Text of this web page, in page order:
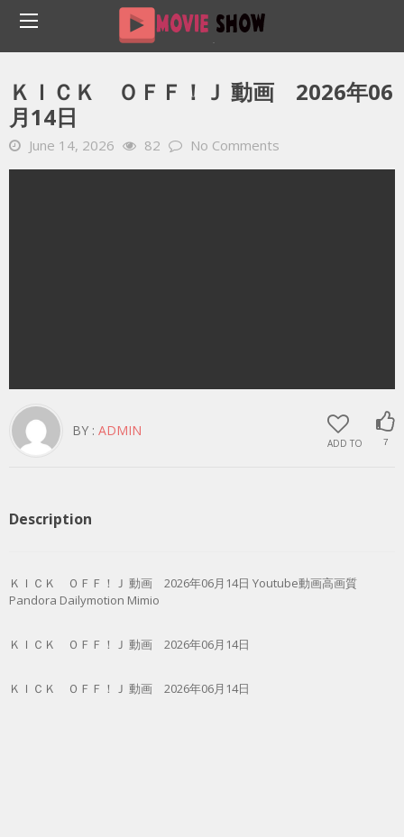
Home
YOUTUBE 動画 毎日
ＫＩＣＫ ＯＦＦ！Ｊ 動画 2026年06月14日
ＫＩＣＫ ＯＦＦ！Ｊ 動画 2026年06
月14日
June 14, 2026 82 No Comments
ADD TO 7
BY : ADMIN
Description
ＫＩＣＫ ＯＦＦ！Ｊ 動画 2026年06月14日 Youtube動画高画質
Pandora Dailymotion Mimio
ＫＩＣＫ ＯＦＦ！Ｊ 動画 2026年06月14日
ＫＩＣＫ ＯＦＦ！Ｊ 動画 2026年06月14日